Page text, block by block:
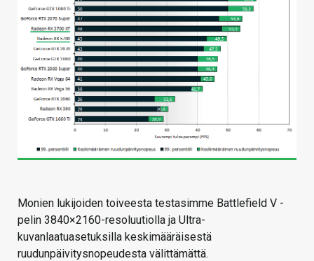
Monien lukijoiden toiveesta testasimme Battlefield V -
pelin 3840×2160-resoluutiolla ja Ultra-
kuvanlaatuasetuksilla keskimääräisestä
ruudunpäivitysnopeudesta välittämättä.